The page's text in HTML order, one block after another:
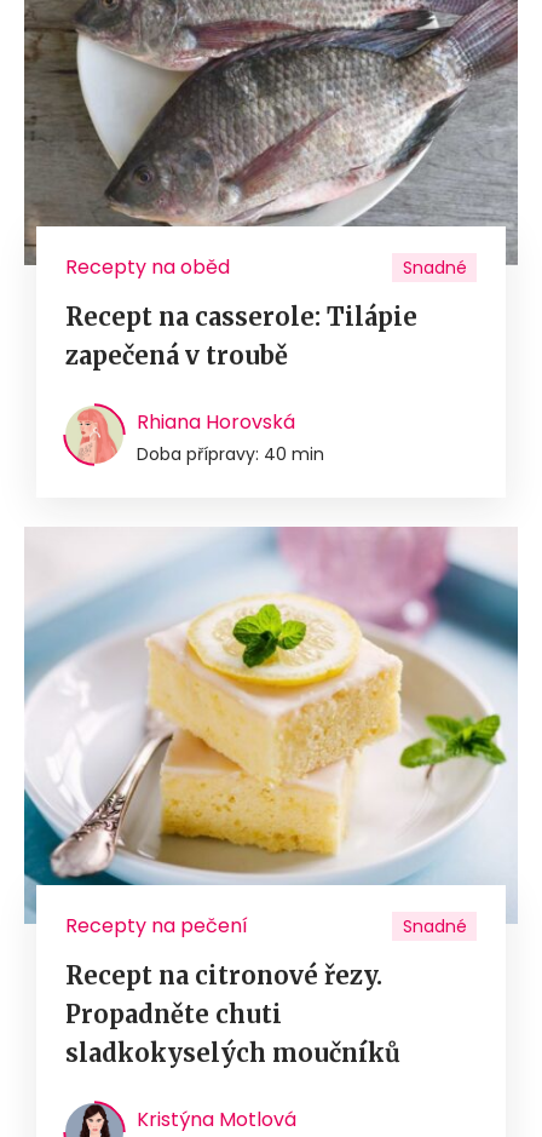
Recepty na oběd Snadné
Recept na casserole: Tilápie
zapečená v troubě
Rhiana Horovská
Doba přípravy: 40 min
Recepty na pečení Snadné
Recept na citronové řezy.
Propadněte chuti
sladkokyselých moučníků
Kristýna Motlová